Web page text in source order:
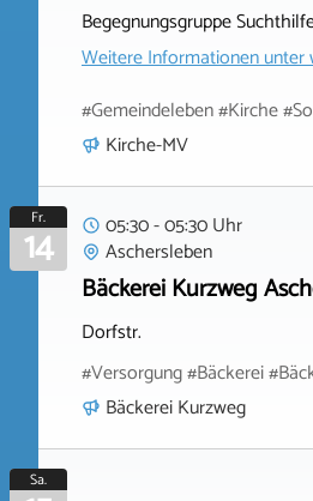
Begegnungsgruppe
Weitere Informationen unter
#Gemeindeleben #Kirche
Kirche-MV
Fr.
14
05:30 - 05:30 Uhr
Aschersleben
Bäckerei Kurzweg
Dorfstr.
#Versorgung #Bäckerei
Bäckerei Kurzweg
Sa.